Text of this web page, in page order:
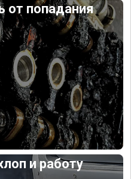
от попадания
и работу